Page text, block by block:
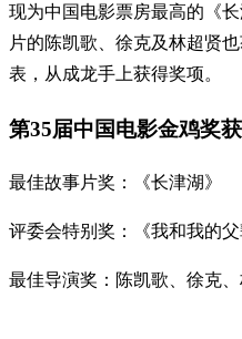
现为中国电影票房最高的《
片的陈凯歌、徐克及林超贤
表，从成龙手上获得奖项。
第35届中国电影金鸡奖
最佳故事片奖：《长津湖》
评委会特别奖：《我和我的父
最佳导演奖：陈凯歌、徐克、